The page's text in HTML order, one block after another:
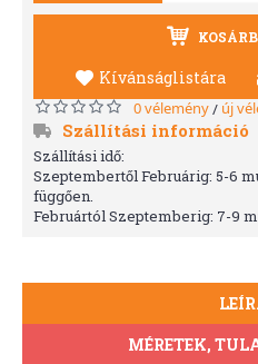
Kívánságlistára
0 vélemény/ új
Szállítási információ
Szállítási idő:
Szeptembertől Februárig: 5-6
függően.
Februártól Szeptemberig: 7-9
MÉRETEK,